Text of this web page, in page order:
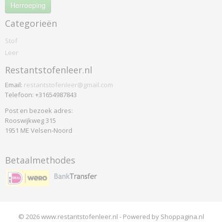
Saville Row Plain
Synergy
Weathered
Yoredale
Colefax
Horato
De-ploeg
Accent
Arco
Birk
Brick
Everest
Herroeping
Categorieën
Stof
Leer
Restantstofenleer.nl
Email: restantstofenleer@gmail.com
Telefoon: +31654987843
Post en bezoek adres:
Rooswijkweg 315
1951 ME Velsen-Noord
Betaalmethodes
© 2026 www.restantstofenleer.nl - Powered by Shoppagina.nl